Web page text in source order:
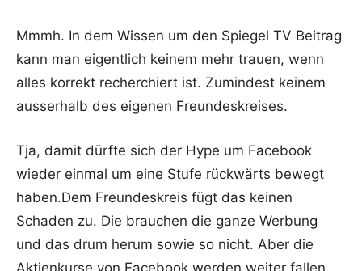
Mmmh. In dem Wissen um den Spiegel TV Beitrag
kann man eigentlich keinem mehr trauen, wenn
alles korrekt recherchiert ist. Zumindest keinem
ausserhalb des eigenen Freundeskreises.
Tja, damit dürfte sich der Hype um Facebook
wieder einmal um eine Stufe rückwärts bewegt
haben.Dem Freundeskreis fügt das keinen
Schaden zu. Die brauchen die ganze Werbung
und das drum herum sowie so nicht. Aber die
Aktienkurse von Facebook werden weiter fallen